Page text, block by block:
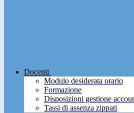
Docenti
Modulo desiderata orario
Formazione
Disposizioni gestione
Tassi di assenza zippati